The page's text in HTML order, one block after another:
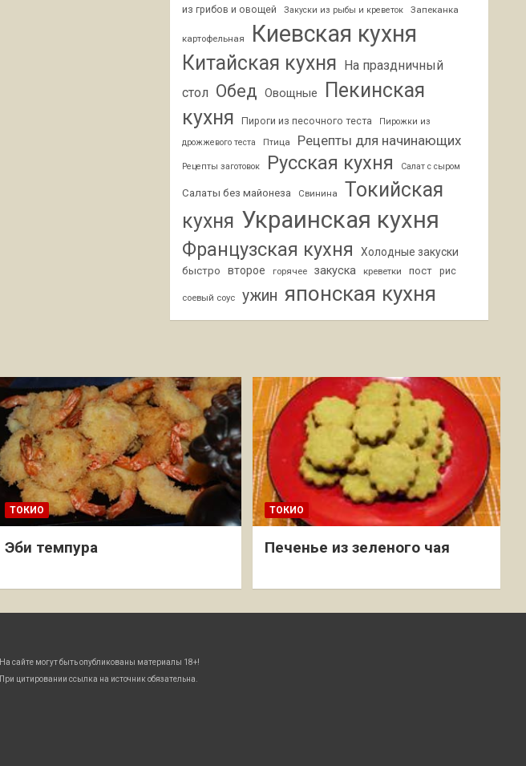
из грибов и овощей
Закуски из рыбы и креветок Запеканка
картофельная Киевская кухня
Китайская кухня На праздничный
стол Обед Овощные
Пекинская
кухня
Пироги из песочного теста
Пирожки из
дрожжевого теста
Птица Рецепты для начинающих
Рецепты заготовок Русская кухня Салат с сыром
Салаты без майонеза Свинина
Токийская
кухня Украинская кухня
Французская кухня Холодные закуски
быстро второе горячее закуска креветки пост рис
соевый соус ужин японская кухня
ТОКИО
Эби темпура
ТОКИО
Печенье из зеленого чая
На сайте могут быть опубликованы материалы 18+!
При цитировании ссылка на источник обязательна.